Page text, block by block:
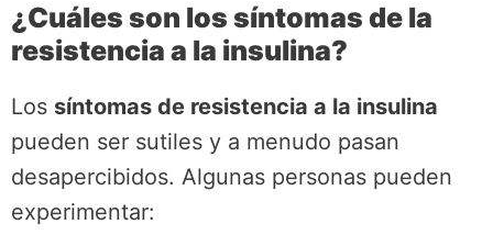
¿Cuáles son los síntomas de la
resistencia a la insulina?
Los síntomas de resistencia a la insulina
pueden ser sutiles y a menudo pasan
desapercibidos. Algunas personas pueden
experimentar: